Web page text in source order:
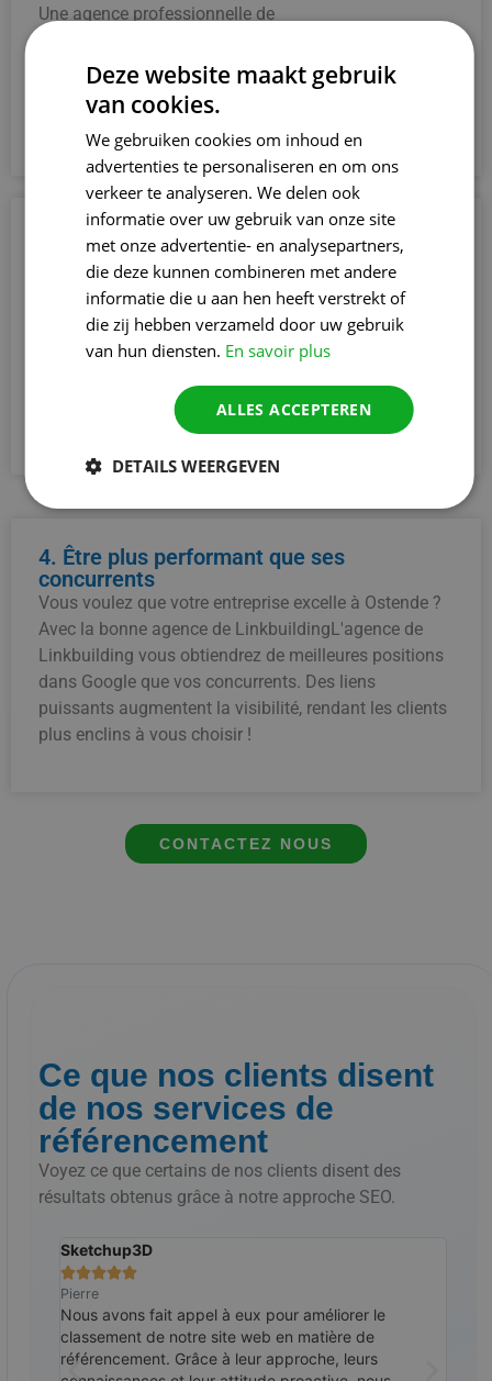
Une agence professionnelle de
aidera à construire votre autorité, donnant aux
visiteurs et aux moteurs de recherche plus de
confiance dans vos services.
3. Une plus grande crédibilité en ligne
Des liens solides provenant de sites web fiables
augmentent la crédibilité de votre entreprise en ligne.
Une agence professionnelle de
LinkbuildingLinkbuilding Bureau à Ostende vous
aidera à construire votre autorité, donnant aux
visiteurs et aux moteurs de recherche plus de
confiance dans vos services.
4. Être plus performant que ses
concurrents
Vous voulez que votre entreprise excelle à Ostende ?
Avec la bonne agence de LinkbuildingL'agence de
Linkbuilding vous obtiendrez de meilleures positions
dans Google que vos concurrents. Des liens
puissants augmentent la visibilité, rendant les clients
plus enclins à vous choisir !
CONTACTEZ NOUS
Ce que nos clients disent
de nos services de
référencement
Voyez ce que certains de nos clients disent des
résultats obtenus grâce à notre approche SEO.
Sketchup3D

Pierre
Nous avons fait appel à eux pour améliorer le
classement de notre site web en matière de
référencement. Grâce à leur approche, leurs
Deze website maakt gebruik
van cookies.
We gebruiken cookies om inhoud en
advertenties te personaliseren en om ons
verkeer te analyseren. We delen ook
informatie over uw gebruik van onze site
met onze advertentie- en analysepartners,
die deze kunnen combineren met andere
informatie die u aan hen heeft verstrekt of
die zij hebben verzameld door uw gebruik
van hun diensten. En savoir plus
ALLES ACCEPTEREN
DETAILS WEERGEVEN